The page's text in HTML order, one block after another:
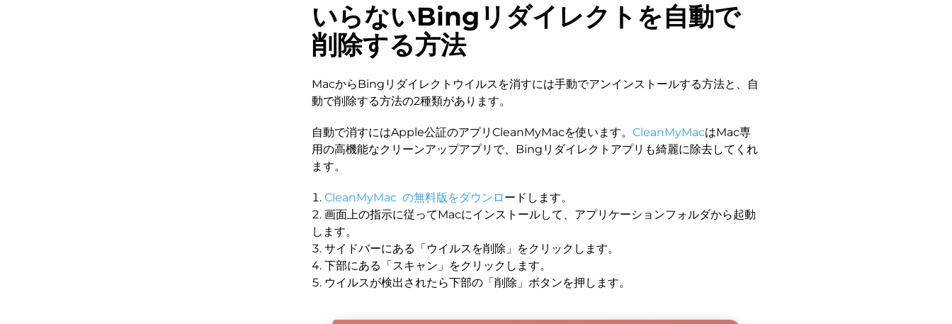
いらないBingリダイレクトを自動で
削除する方法
MacからBingリダイレクトウイルスを消すには手動でアンインストールする方法と、自
動で削除する方法の2種類があります。
自動で消すにはApple公証のアプリCleanMyMacを使います。 CleanMyMacはMac専
用の高機能なクリーンアップアプリで、Bingリダイレクトアプリも綺麗に除去してくれ
ます。
CleanMyMac の無料版をダウンロ ードします。
画面上の指示に従ってMacにインストールして、アプリケーションフォルダから起動
します。
サイドバーにある「ウイルスを削除」をクリックします。
下部にある「スキャン」をクリックします。
ウイルスが検出されたら下部の「削除」ボタンを押します。